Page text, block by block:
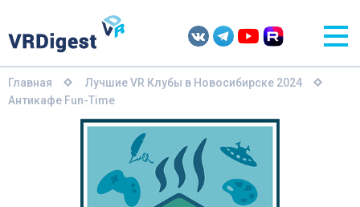
Главная
Лучшие VR Клубы в Новосибирске 2024
Антикафе Fun-Time